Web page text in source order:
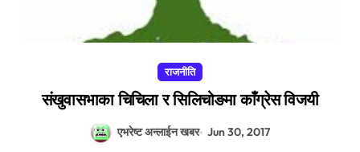
राजनीति
संखुवासभाका चिचिला र सिलिचोङमा काँग्रेस विजयी
एभरेष्ट अन्लाईन खबर Jun 30, 2017